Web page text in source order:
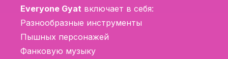
Everyone Gyat включает в себя:
Разнообразные инструменты
Пышных персонажей
Фанковую музыку